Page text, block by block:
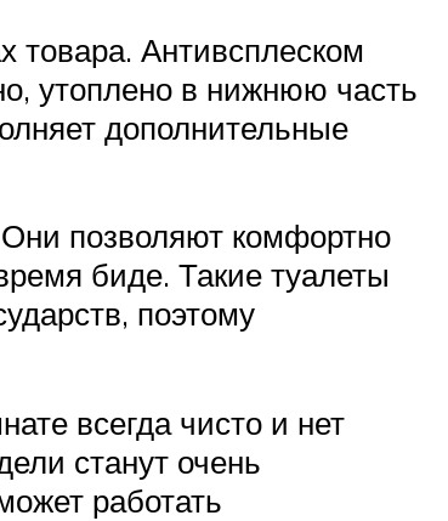
товара. Антивсплеском
утоплено в нижнюю часть
дополнительные
позволяют комфортно
биде. Такие туалеты
поэтому
всегда чисто и нет
станут очень
работать